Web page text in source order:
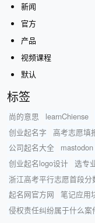
新闻
官方
产品
视频课程
默认
标签
尚的意思 learnChiense
创业起名字
高考志愿填
公司起名大全
创业起名logo设计
选专
浙江高考平行志愿首段分
起名网官方网
笔记应用
侵权责任纠纷属于什么案